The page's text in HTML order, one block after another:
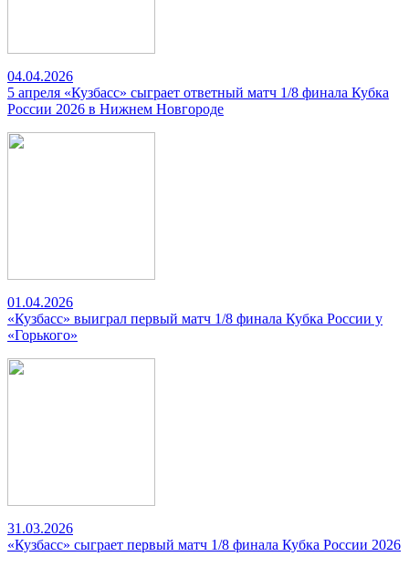
04.04.2026
5 апреля «Кузбасс» сыграет ответный матч 1/8 финала Кубка
России 2026 в Нижнем Новгороде
01.04.2026
«Кузбасс» выиграл первый матч 1/8 финала Кубка России у
«Горького»
31.03.2026
«Кузбасс» сыграет первый матч 1/8 финала Кубка России 2026